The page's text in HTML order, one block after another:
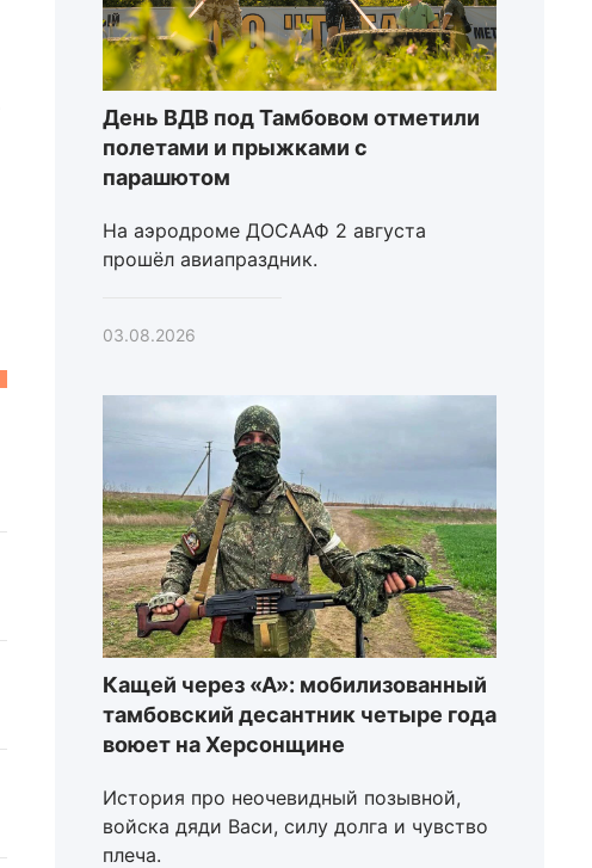
День ВДВ под Тамбовом отметили
полетами и прыжками с
парашютом
На аэродроме ДОСААФ 2 августа
прошёл авиапраздник.
03.08.2026
Кащей через «А»: мобилизованный
тамбовский десантник четыре года
воюет на Херсонщине
История про неочевидный позывной,
войска дяди Васи, силу долга и чувство
плеча.